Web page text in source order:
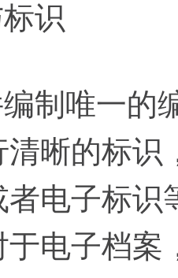
识
制唯一的
晰的标识
电子标识
电子档案